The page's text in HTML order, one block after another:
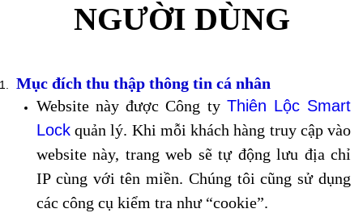
NGƯỜI DÙNG
Mục đích thu thập thông tin cá nhân
Website này được Công ty Thiên Lộc Smart
Lock quản lý. Khi mỗi khách hàng truy cập vào
website này, trang web sẽ tự động lưu địa chỉ
IP cùng với tên miền. Chúng tôi cũng sử dụng
các công cụ kiểm tra như “cookie”.